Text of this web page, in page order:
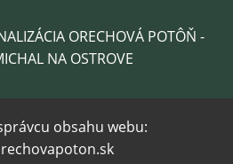
ORECHOVÁ POTÔŇ -
NA OSTROVE
obsahu webu: